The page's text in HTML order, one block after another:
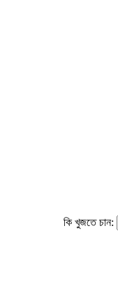
কি খুজতে চান: